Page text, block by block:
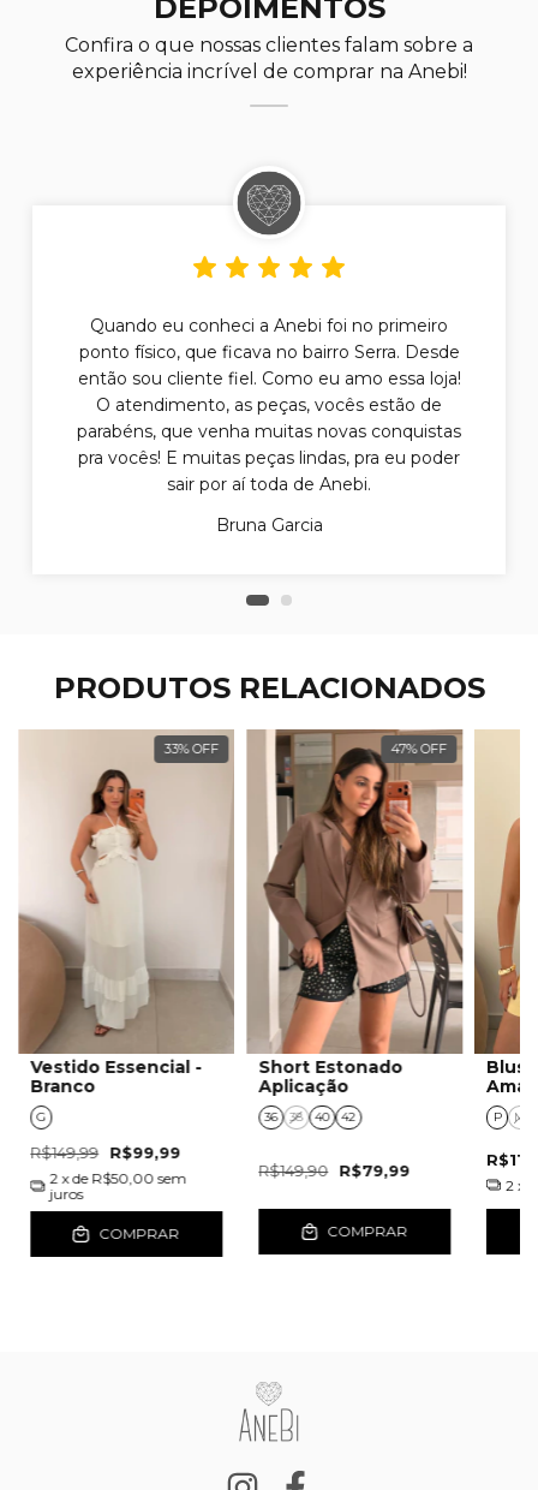
DEPOIMENTOS
Confira o que nossas clientes falam sobre a
experiência incrível de comprar na Anebi!
Quando eu conheci a Anebi foi no primeiro
ponto físico, que ficava no bairro Serra. Desde
então sou cliente fiel. Como eu amo essa loja!
O atendimento, as peças, vocês estão de
parabéns, que venha muitas novas conquistas
pra vocês! E muitas peças lindas, pra eu poder
sair por aí toda de Anebi.
Bruna Garcia
PRODUTOS RELACIONADOS
33%OFF
Vestido Essencial -
Branco
G
R$149,99 R$99,99
2 x de R$50,00 sem
juros
COMPRAR
47%OFF
Short Estonado
Aplicação
36 38 40 42
R$149,90 R$79,99
COMPRAR
P M
2 x